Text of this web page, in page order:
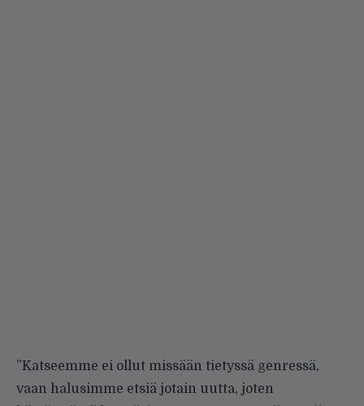
”Katseemme ei ollut missään tietyssä genressä,
vaan halusimme etsiä jotain uutta, joten